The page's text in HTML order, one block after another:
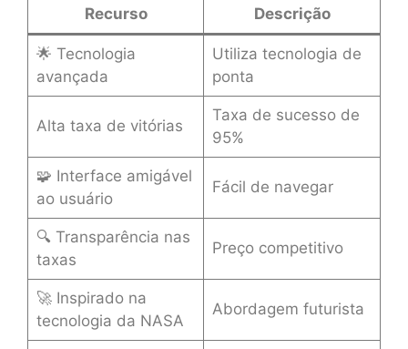
Recurso Descrição
🌟 Tecnologia
avançada
Utiliza tecnologia de
ponta
Alta taxa de vitórias
Taxa de sucesso de
95%
🧩 Interface amigável
ao usuário
Fácil de navegar
🔍 Transparência nas
taxas
Preço competitivo
🚀 Inspirado na
tecnologia da NASA
Abordagem futurista